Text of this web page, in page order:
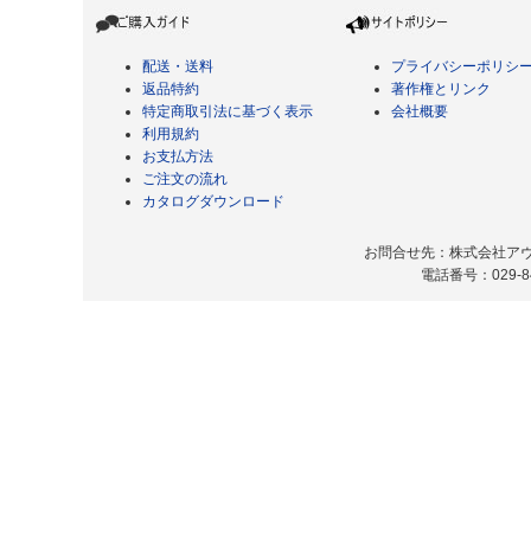
配送・送料
返品特約
特定商取引法に基づく表示
利用規約
お支払方法
ご注文の流れ
カタログダウンロード
プライバシーポリシ
著作権とリンク
会社概要
お問合せ先：株式会社ア
電話番号：